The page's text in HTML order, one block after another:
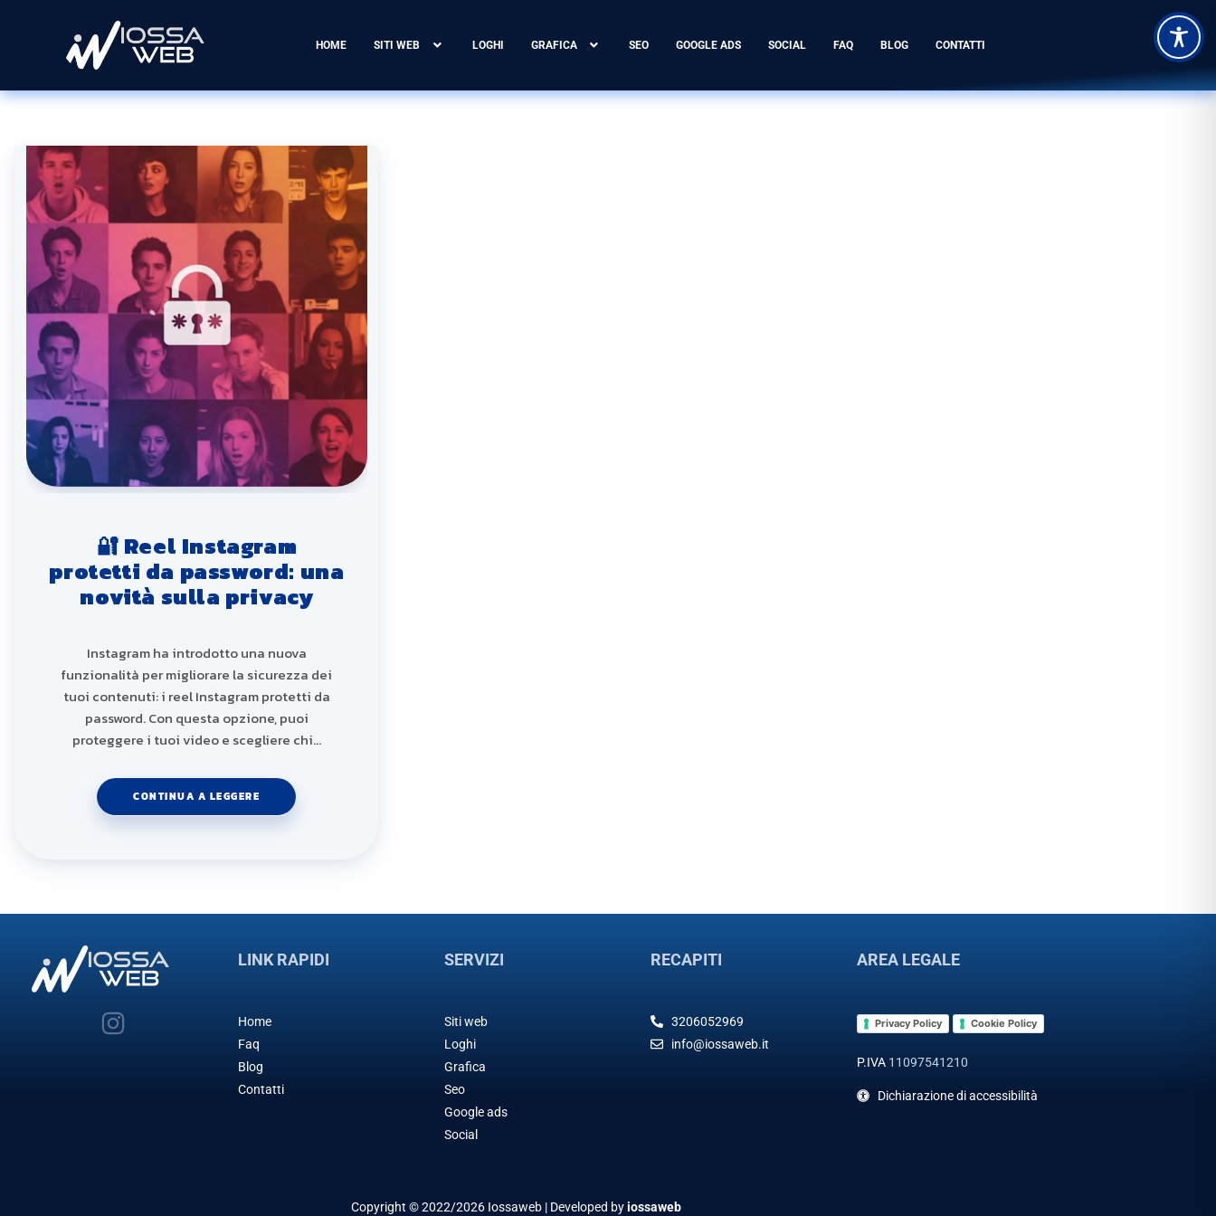
HOME SITI WEB LOGHI GRAFICA SEO GOOGLE ADS SOCIAL FAQ BLOG CONTATTI
🔐 Reel Instagram
protetti da password: una
novità sulla privacy
Instagram ha introdotto una nuova
funzionalità per migliorare la sicurezza dei
tuoi contenuti: i reel Instagram protetti da
password. Con questa opzione, puoi
proteggere i tuoi video e scegliere chi…
CONTINUA A LEGGERE
LINK RAPIDI
Home
Faq
Blog
Contatti
SERVIZI
Siti web
Loghi
Grafica
Seo
Google ads
Social
RECAPITI
3206052969
info@iossaweb.it
AREA LEGALE
Privacy Policy Cookie Policy
P.IVA 11097541210
Dichiarazione di accessibilità
Copyright © 2022/2026 Iossaweb | Developed byiossaweb